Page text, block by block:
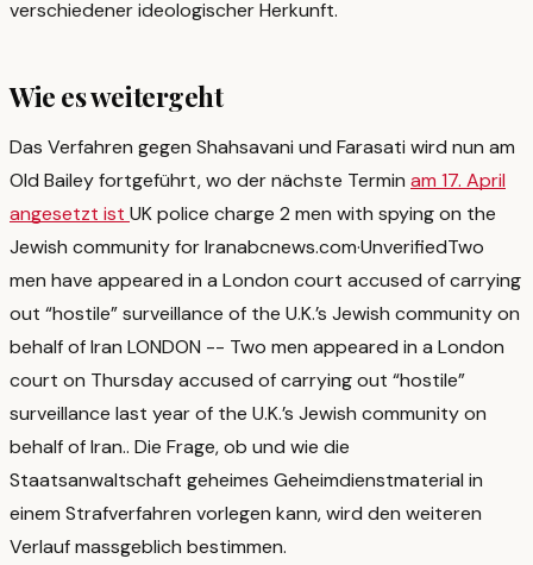
verschiedener ideologischer Herkunft.
Wie es weitergeht
Das Verfahren gegen Shahsavani und Farasati wird nun am
Old Bailey fortgeführt, wo der nächste Termin am 17. April
angesetzt ist UK police charge 2 men with spying on the
Jewish community for Iranabcnews.com·UnverifiedTwo
men have appeared in a London court accused of carrying
out “hostile” surveillance of the U.K.’s Jewish community on
behalf of Iran LONDON -- Two men appeared in a London
court on Thursday accused of carrying out “hostile”
surveillance last year of the U.K.’s Jewish community on
behalf of Iran.. Die Frage, ob und wie die
Staatsanwaltschaft geheimes Geheimdienstmaterial in
einem Strafverfahren vorlegen kann, wird den weiteren
Verlauf massgeblich bestimmen.